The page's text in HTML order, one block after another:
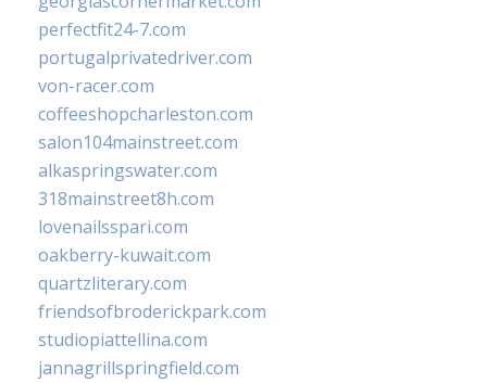
perfectfit24-7.com
portugalprivatedriver.com
von-racer.com
coffeeshopcharleston.com
salon104mainstreet.com
alkaspringswater.com
318mainstreet8h.com
lovenailsspari.com
oakberry-kuwait.com
quartzliterary.com
friendsofbroderickpark.com
studiopiattellina.com
jannagrillspringfield.com